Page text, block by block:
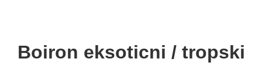
Boiron eksoticni / tropski